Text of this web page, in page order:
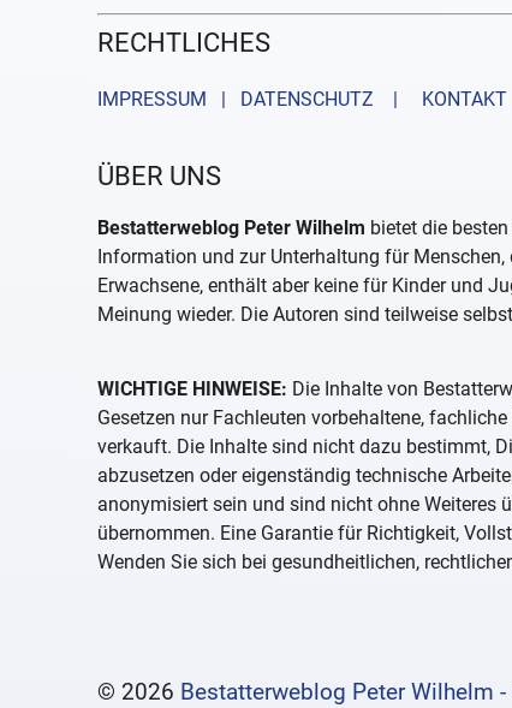
RECHTLICHES
IMPRESSUM | DATENSCHUTZ | KONTAKT
ÜBER UNS
Bestatterweblog Peter Wilhelm bietet die
Information und zur Unterhaltung für
Erwachsene, enthält aber keine für Kinder und
Meinung wieder. Die Autoren sind teilweise
WICHTIGE HINWEISE: Die Inhalte von
Gesetzen nur Fachleuten vorbehaltene,
verkauft. Die Inhalte sind nicht dazu bestimmt,
abzusetzen oder eigenständig technische
anonymisiert sein und sind nicht ohne Weiteres
übernommen. Eine Garantie für Richtigkeit,
Wenden Sie sich bei gesundheitlichen,
© 2026 Bestatterweblog Peter Wilhelm